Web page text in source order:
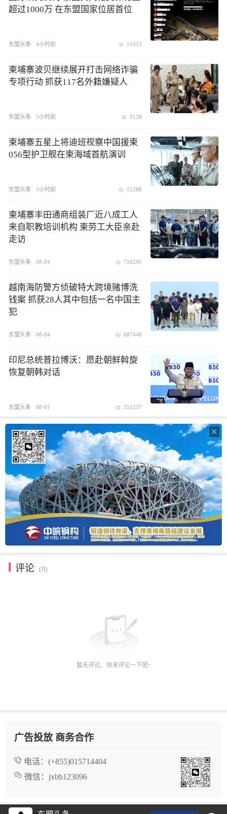
超过1000万 在东盟国家位居首位
东盟头条 4小时前 11013
​柬埔寨波贝继续展开打击网络诈骗
专项行动 抓获117名外籍嫌疑人
东盟头条 5小时前 8128
柬埔寨五星上将迪班视察中国援柬
056型护卫舰在柬海域首航演训
东盟头条 5小时前 12288
柬埔寨丰田通商组装厂近八成工人
来自职教培训机构 柬劳工大臣亲赴
走访
东盟头条 08-04 710291
越南海防警方侦破特大跨境赌博洗
钱案 抓获28人其中包括一名中国主
犯
东盟头条 08-04 687448
印尼总统普拉博沃：愿赴朝鲜斡旋
恢复朝韩对话
东盟头条 08-01 555237

评论 (0)
广告投放 商务合作
电话： (+855)015714404
微信： jxbb123096